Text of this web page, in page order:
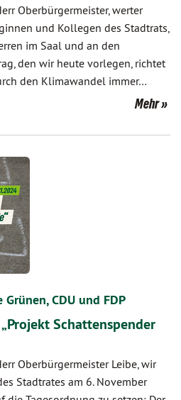
Oberbürgermeister, werter
und Kollegen des Stadtrats,
im Saal und an den
den wir heute vorlegen, richtet
den Klimawandel immer…
Mehr
CDU und FDP
Schattenspender
Oberbürgermeister Leibe, wir
Stadtrates am 6. November